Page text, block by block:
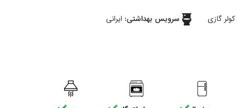
کولر گازی سرویس بهداشتی: ایرانی